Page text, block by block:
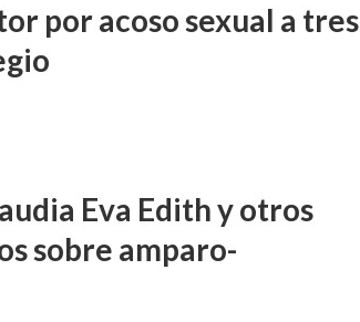
por acoso sexual a tres
Eva Edith y otros
sobre amparo-